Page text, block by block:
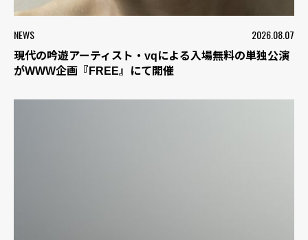
NEWS 2026.08.07
現代の吟遊アーティスト・vqによる入場無料の単独公演
がWWW企画『FREE』にて開催